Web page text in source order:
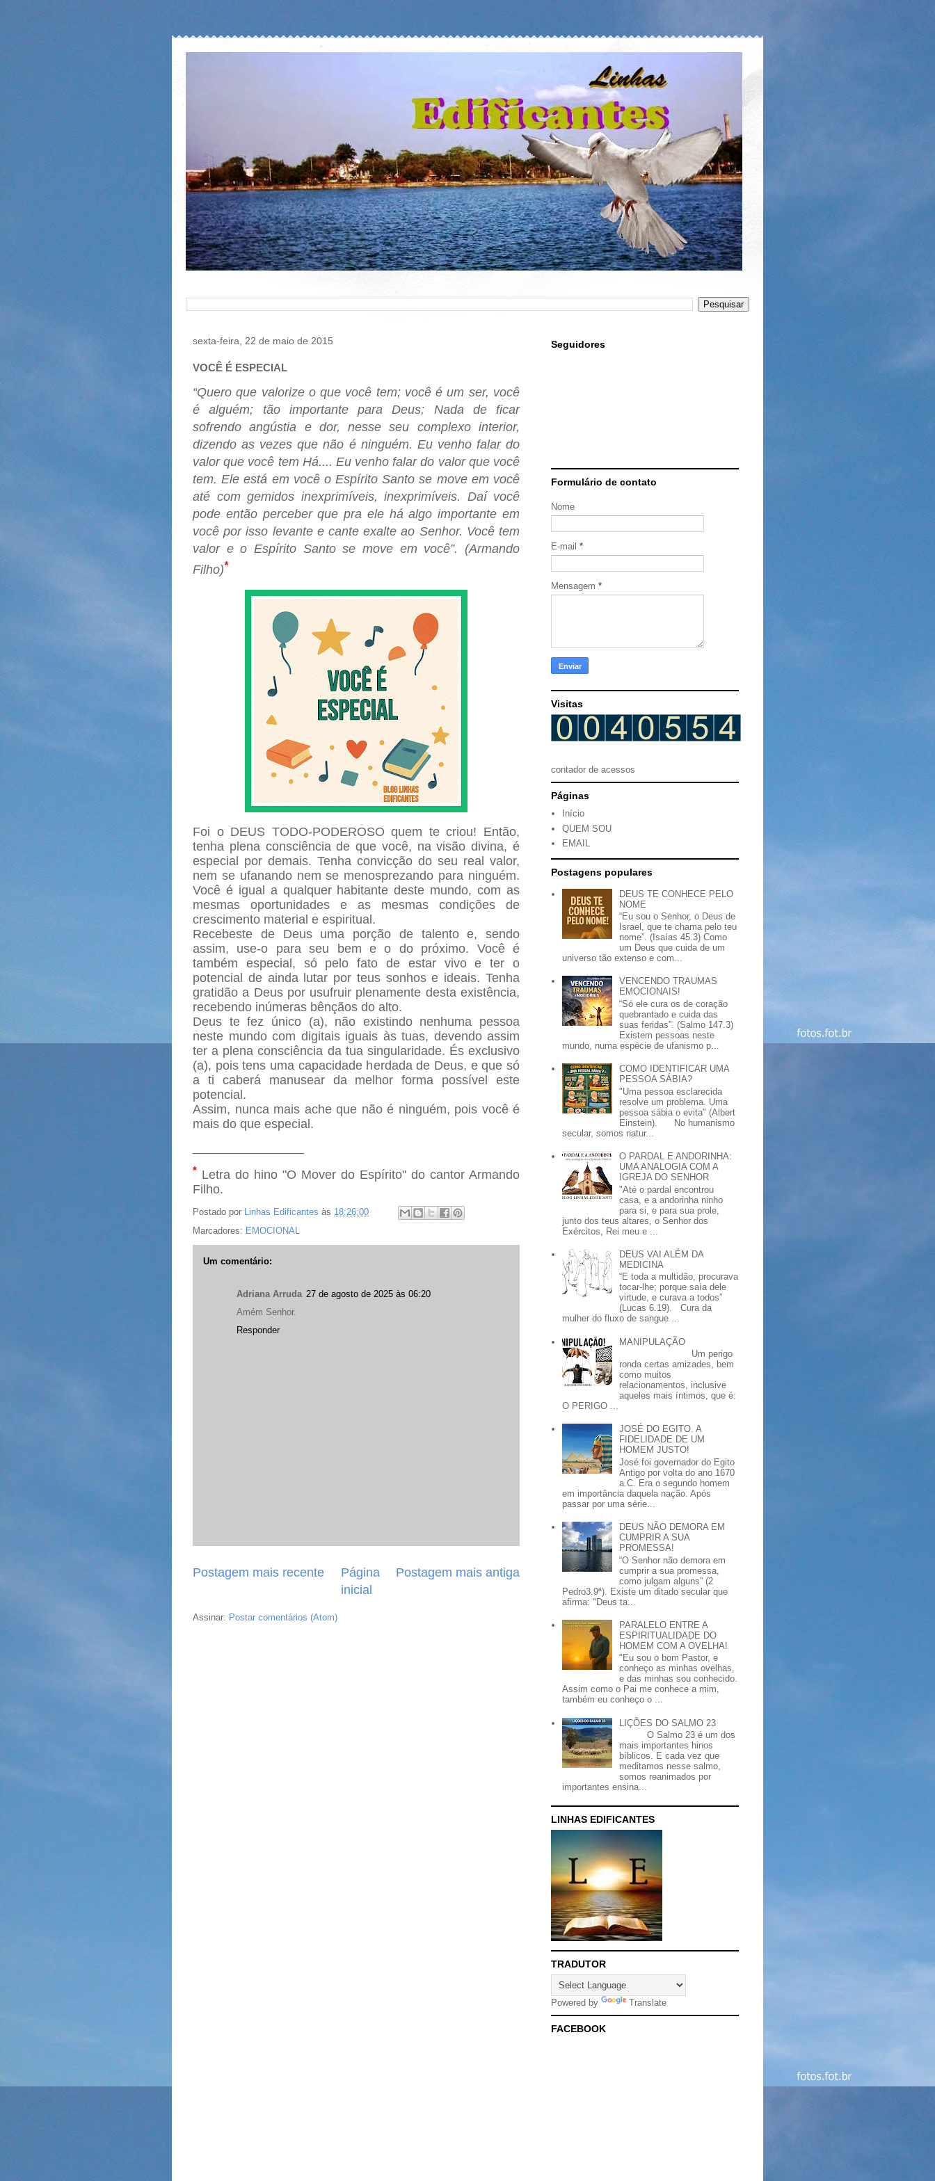
sexta-feira, 22 de maio de 2015
VOCÊ É ESPECIAL
“Quero que valorize o que você tem; você é um ser, você
é alguém; tão importante para Deus; Nada de ficar
sofrendo angústia e dor, nesse seu complexo interior,
dizendo as vezes que não é ninguém. Eu venho falar do
valor que você tem Há.... Eu venho falar do valor que você
tem. Ele está em você o Espírito Santo se move em você
até com gemidos inexprimíveis, inexprimíveis. Daí você
pode então perceber que pra ele há algo importante em
você por isso levante e cante exalte ao Senhor. Você tem
valor e o Espírito Santo se move em você”. (Armando
Filho)*
Foi o DEUS TODO-PODEROSO quem te criou! Então,
tenha plena consciência de que você, na visão divina, é
especial por demais. Tenha convicção do seu real valor,
nem se ufanando nem se menosprezando para ninguém.
Você é igual a qualquer habitante deste mundo, com as
mesmas oportunidades e as mesmas condições de
crescimento material e espiritual.
Recebeste de Deus uma porção de talento e, sendo
assim, use-o para seu bem e o do próximo. Você é
também especial, só pelo fato de estar vivo e ter o
potencial de ainda lutar por teus sonhos e ideais. Tenha
gratidão a Deus por usufruir plenamente desta existência,
recebendo inúmeras bênçãos do alto.
Deus te fez único (a), não existindo nenhuma pessoa
neste mundo com digitais iguais às tuas, devendo assim
ter a plena consciência da tua singularidade. És exclusivo
(a), pois tens uma capacidade herdada de Deus, e que só
a ti caberá manusear da melhor forma possível este
potencial.
Assim, nunca mais ache que não é ninguém, pois você é
mais do que especial.
* Letra do hino "O Mover do Espírito" do cantor Armando
Filho.
Postado por Linhas Edificantes às 18:26:00
Marcadores: EMOCIONAL
Um comentário:
Adriana Arruda 27 de agosto de 2025 às 06:20
Amém Senhor.
Responder
Postagem mais recente Postagem mais antiga
Página
inicial
Assinar: Postar comentários (Atom)
Seguidores
Formulário de contato
Nome
E-mail *
Mensagem *
Visitas
contador de acessos
Páginas
Início
QUEM SOU
EMAIL
Postagens populares
DEUS TE CONHECE PELO
NOME
“Eu sou o Senhor, o Deus de
Israel, que te chama pelo teu
nome”. (Isaías 45.3) Como
um Deus que cuida de um
universo tão extenso e com...
VENCENDO TRAUMAS
EMOCIONAIS!
“Só ele cura os de coração
quebrantado e cuida das
suas feridas”. (Salmo 147.3)
Existem pessoas neste
mundo, numa espécie de ufanismo p...
COMO IDENTIFICAR UMA
PESSOA SÁBIA?
"Uma pessoa esclarecida
resolve um problema. Uma
pessoa sábia o evita" (Albert
Einstein). No humanismo
secular, somos natur...
O PARDAL E ANDORINHA:
UMA ANALOGIA COM A
IGREJA DO SENHOR
"Até o pardal encontrou
casa, e a andorinha ninho
para si, e para sua prole,
junto dos teus altares, o Senhor dos
Exércitos, Rei meu e ...
DEUS VAI ALÉM DA
MEDICINA
“E toda a multidão, procurava
tocar-lhe; porque saía dele
virtude, e curava a todos”
(Lucas 6.19). Cura da
mulher do fluxo de sangue ...
MANIPULAÇÃO
Um perigo
ronda certas amizades, bem
como muitos
relacionamentos, inclusive
aqueles mais íntimos, que é:
O PERIGO ...
JOSÉ DO EGITO. A
FIDELIDADE DE UM
HOMEM JUSTO!
José foi governador do Egito
Antigo por volta do ano 1670
a.C. Era o segundo homem
em importância daquela nação. Após
passar por uma série...
DEUS NÃO DEMORA EM
CUMPRIR A SUA
PROMESSA!
“O Senhor não demora em
cumprir a sua promessa,
como julgam alguns” (2
Pedro3.9ª). Existe um ditado secular que
afirma: "Deus ta...
PARALELO ENTRE A
ESPIRITUALIDADE DO
HOMEM COM A OVELHA!
"Eu sou o bom Pastor, e
conheço as minhas ovelhas,
e das minhas sou conhecido.
Assim como o Pai me conhece a mim,
também eu conheço o ...
LIÇÕES DO SALMO 23
O Salmo 23 é um dos
mais importantes hinos
bíblicos. E cada vez que
meditamos nesse salmo,
somos reanimados por
importantes ensina...
LINHAS EDIFICANTES
TRADUTOR
Powered by Translate
FACEBOOK